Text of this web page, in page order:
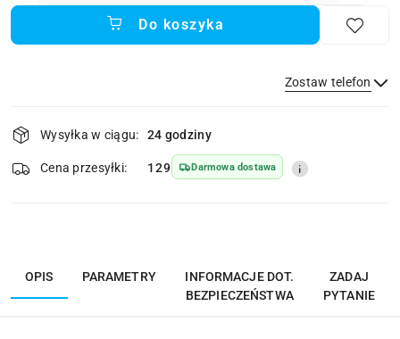
Do koszyka
Zostaw telefon
Wyślij
Dostępność
i
dostawa
Wysyłka w ciągu: 24 godziny
Cena przesyłki: 129 Darmowa dostawa
OPIS PARAMETRY
INFORMACJE DOT.
BEZPIECZEŃSTWA
ZADAJ
PYTANIE